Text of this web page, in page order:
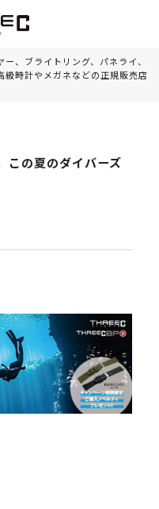
、ブライトリング、パネライ、
級時計やメガネなどの正規販売店
この夏のダイバーズ